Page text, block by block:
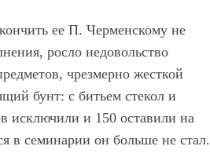
ее П. Черменскому не
росло недовольство
чрезмерно жесткой
бунт: с битьем стекол и
исключили и 150 оставили на
в семинарии он больше не стал.